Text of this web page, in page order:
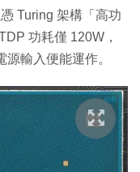
Turing 架構「高功
功耗僅 120W，
輸入便能運作。